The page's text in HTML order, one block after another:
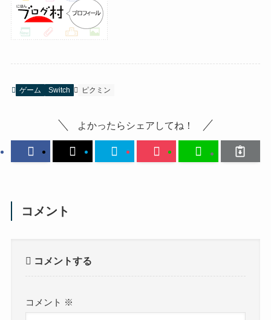
ゲーム Switch ピクミン
よかったらシェアしてね！
コメント
コメントする
コメント ※